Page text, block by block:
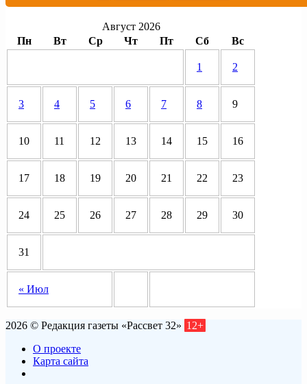
Август 2026
Пн
Вт Ср Чт Пт Сб Вс
« Июл
1 2
3 4 5 6 7 8 9
10 11 12 13 14 15 16
17 18 19 20 21 22 23
24 25 26 27 28 29 30
31
2026 © Редакция газеты «Рассвет 32» 12+
О проекте
Карта сайта